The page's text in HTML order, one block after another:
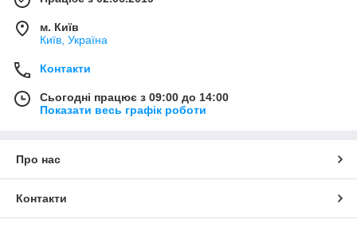
м. Київ
Київ, Україна
Контакти
Сьогодні працює з 09:00 до 14:00
Показати весь графік роботи
Про нас
Контакти